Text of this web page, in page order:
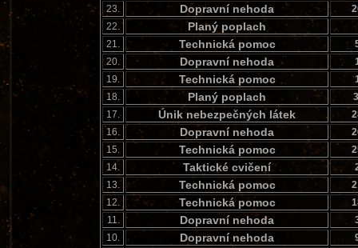
23.
Dopravní nehoda
22.
Planý poplach
21.
Technická pomoc
20.
Dopravní nehoda
19.
Technická pomoc
18.
Planý poplach
17.
Únik nebezpečných látek
16.
Dopravní nehoda
15.
Technická pomoc
14.
Taktické cvičení
13.
Technická pomoc
12.
Technická pomoc
11.
Dopravní nehoda
10.
Dopravní nehoda